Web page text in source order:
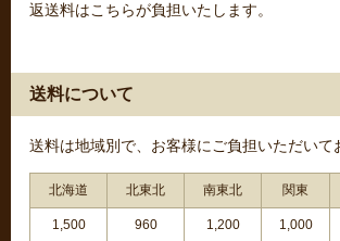
返送料はこちらが負担いたします。
送料について
送料は地域別で、お客様にご負担いただいて
北海道 北東北 南東北 関東
1,500 960 1,200 1,000